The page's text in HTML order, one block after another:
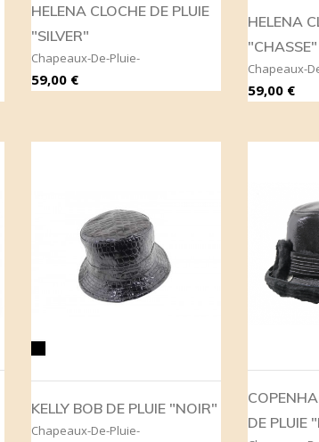
HELENA CLOCHE DE PLUIE
"SILVER"
Chapeaux-De-Pluie-
Prix
59,00 €
HELENA
"CHASSE"
Chapeaux-
Prix
59,00 €
KELLY BOB DE PLUIE "NOIR"
Chapeaux-De-Pluie-
DE PLUIE